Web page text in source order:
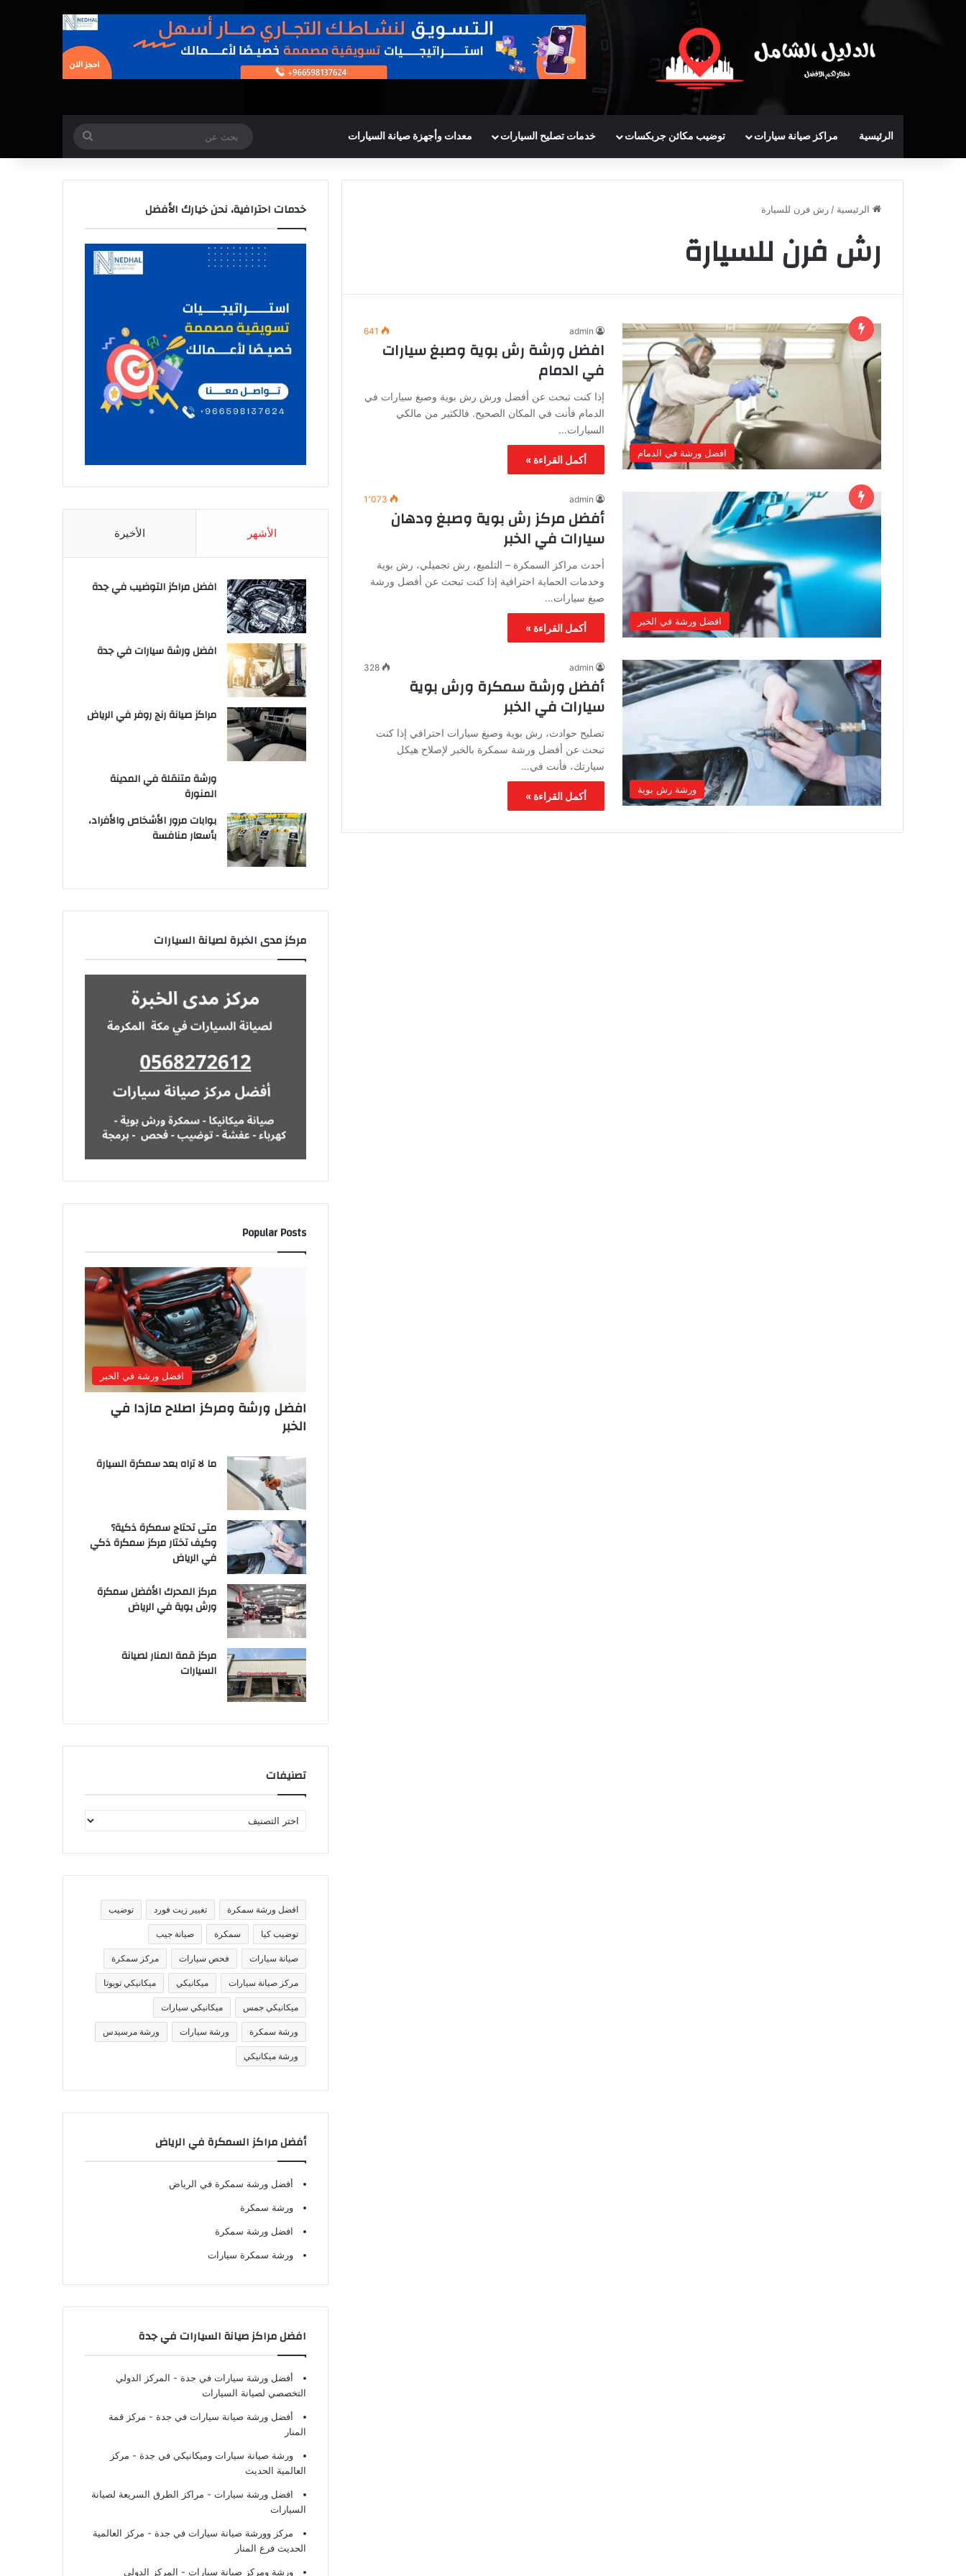
الرئيسية مراكز صيانة سيارات توضيب مكائن جربكسات خدمات تصليح السيارات معدات وأجهزة صيانة السيارات
عن
الرئيسية /رش فرن للسيارة
رش فرن للسيارة
افضل ورشة في الدمام
admin
641
افضل ورشة رش بوية وصبغ سيارات
في الدمام
إذا كنت تبحث عن أفضل ورش رش بوية وصبغ سيارات في
الدمام فأنت في المكان الصحيح. فالكثير من مالكي
السيارات…
أكمل القراءة »
افضل ورشة في الخبر
admin 1٬073
أفضل مركز رش بوية وصبغ ودهان
سيارات في الخبر
أحدث مراكز السمكرة – التلميع، رش تجميلي، رش بوية
وخدمات الحماية احترافية إذا كنت تبحث عن أفضل ورشة
صبغ سيارات…
أكمل القراءة »
ورشة رش بوية
admin
328
أفضل ورشة سمكرة ورش بوية
سيارات في الخبر
تصليح حوادث، رش بوية وصبغ سيارات احترافي إذا كنت
تبحث عن أفضل ورشة سمكرة بالخبر لإصلاح هيكل
سيارتك، فأنت في…
أكمل القراءة »
خدمات احترافية، نحن خيارك الأفضل
الأشهر الأخيرة
افضل مراكز التوضيب في جدة
افضل ورشة سيارات في جدة
مراكز صيانة رنج روفر في الرياض
ورشة متنقلة في المدينة
المنورة
بوابات مرور الأشخاص والأفراد،
بأسعار منافسة
مركز مدى الخبرة لصيانة السيارات
Popular Posts
افضل ورشة في الخبر
افضل ورشة ومركز اصلاح مازدا في
الخبر
ما لا تراه بعد سمكرة السيارة
متى تحتاج سمكرة ذكية؟
وكيف تختار مركز سمكرة ذكي
في الرياض
مركز المحرك الأفضل سمكرة
ورش بوية في الرياض
مركز قمة المنار لصيانة
السيارات
تصنيفات
ص
ف
تافضل ورشة سمكرة تغيير زيت فورد توضيب
توضيب كيا سمكرة صيانة جيب
صيانة سيارات فحص سيارات مركز سمكرة
مركز صيانة سيارات ميكانيكي ميكانيكي تويوتا
ميكانيكي جمس ميكانيكي سيارات
ورشة سمكرة ورشة سيارات ورشة مرسيدس
ورشة ميكانيكي
أفضل مراكز السمكرة في الرياض
أفضل ورشة سمكرة في الرياض
ورشة سمكرة
افضل ورشة سمكرة
ورشة سمكرة سيارات
افضل مراكز صيانة السيارات في جدة
أفضل ورشة سيارات في جدة - المركز الدولي
التخصصي لصيانة السيارات
أفضل ورشة صيانة سيارات في جدة - مركز قمة
المنار
ورشة صيانة سيارات وميكانيكي في جدة - مركز
العالمية الحديث
افضل ورشة سيارات - مراكز الطرق السريعة لصيانة
السيارات
مركز وورشة صيانة سيارات في جدة - مركز العالمية
الحديث فرع المنار
ورشة ومركز صيانة سيارات - المركز الدولي